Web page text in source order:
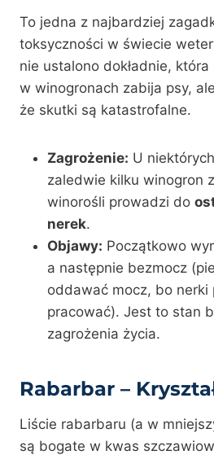
To jedna z najbardziej
toksyczności w świecie
nie ustalono dokładnie,
w winogronach zabija psy,
że skutki są katastrofalne.
Zagrożenie: U
zaledwie kilku winogron
winorośli prowadzi do
nerek.
Objawy: Początkowo
a następnie bezmocz
oddawać mocz, bo nerki
pracować). Jest to stan
zagrożenia życia.
Rabarbar –
Liście rabarbaru (a w
są bogate w kwas